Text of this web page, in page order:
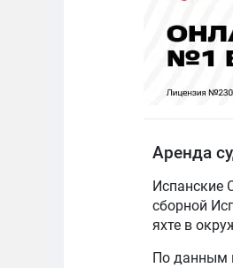
Аренда
Испанские
сборной
яхте в
По данным